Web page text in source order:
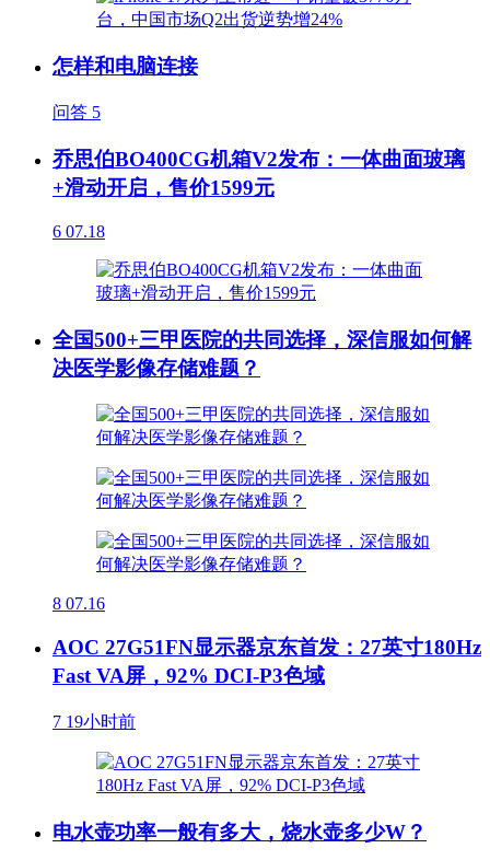
怎样和电脑连接
问答 5
乔思伯BO400CG机箱V2发布：一体曲面玻璃
+滑动开启，售价1599元
6 07.18
全国500+三甲医院的共同选择，深信服如何解
决医学影像存储难题？
8 07.16
AOC 27G51FN显示器京东首发：27英寸180Hz
Fast VA屏，92% DCI-P3色域
7 19小时前
电水壶功率一般有多大，烧水壶多少W？